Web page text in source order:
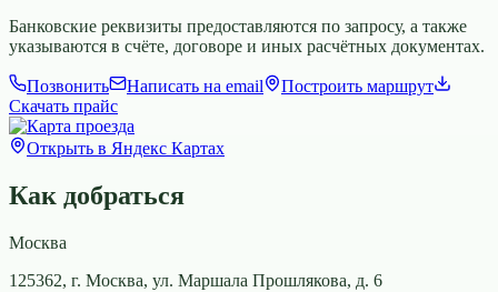
Банковские реквизиты предоставляются по запросу, а также
указываются в счёте, договоре и иных расчётных документах.
Позвонить Написать на email
Построить маршрут
Скачать прайс
Открыть в Яндекс Картах
Как добраться
Москва
125362, г. Москва, ул. Маршала Прошлякова, д. 6